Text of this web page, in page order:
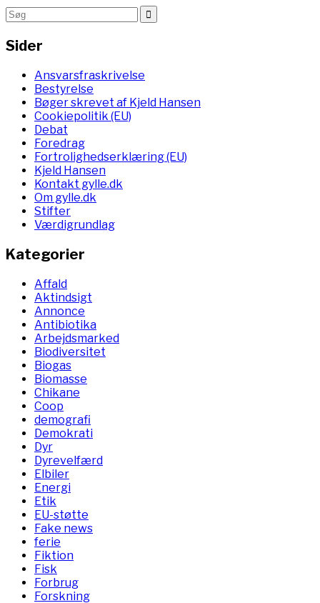
Sider
Ansvarsfraskrivelse
Bestyrelse
Bøger skrevet af Kjeld Hansen
Cookiepolitik (EU)
Debat
Foredrag
Fortrolighedserklæring (EU)
Kjeld Hansen
Kontakt gylle.dk
Om gylle.dk
Stifter
Værdigrundlag
Kategorier
Affald
Aktindsigt
Annonce
Antibiotika
Arbejdsmarked
Biodiversitet
Biogas
Biomasse
Chikane
Coop
demografi
Demokrati
Dyr
Dyrevelfærd
Elbiler
Energi
Etik
EU-støtte
Fake news
ferie
Fiktion
Fisk
Forbrug
Forskning